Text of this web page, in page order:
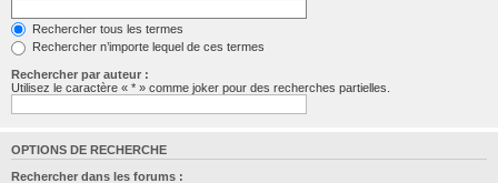
Rechercher tous les termes
Rechercher n’importe lequel de ces termes
Rechercher par auteur :
Utilisez le caractère « * » comme joker pour des recherches partielles.
OPTIONS DE RECHERCHE
Rechercher dans les forums :